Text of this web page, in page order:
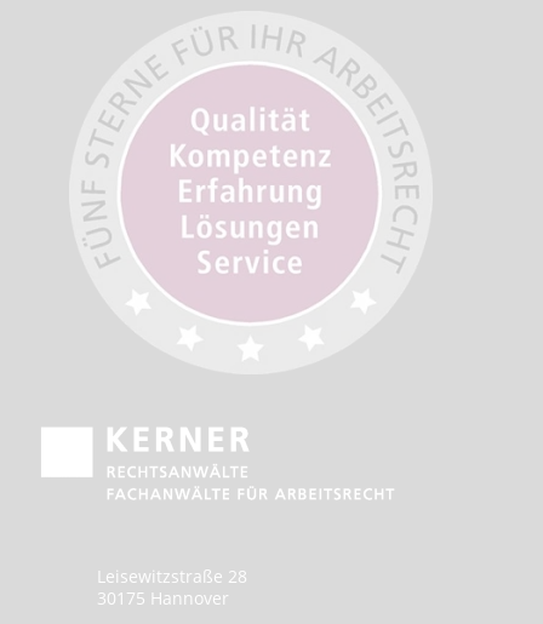
Leisewitzstraße 28
30175 Hannover